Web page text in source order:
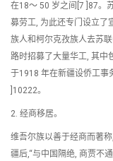
在18～ 50 岁之间[7 ]87。
募劳工, 为此还专门设立了
族人和柯尔克孜族人去苏
路时招募了大量华工, 其中
于1918 年在新疆设侨工事
]10222。
2. 经商移居。
维吾尔族以善于经商而著
疆后,“与中国隔绝, 商贾不